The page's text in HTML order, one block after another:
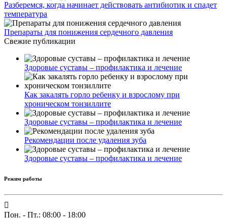
Разберемся, когда начинает действовать антибиотик и спадет
температура
Препараты для понижения сердечного давления
Свежие публикации
Здоровые суставы – профилактика и лечение
Как закалять горло ребенку и взрослому при
хроническом тонзиллите
Здоровые суставы – профилактика и лечение
Рекомендации после удаления зуба
Здоровые суставы – профилактика и лечение
Режим работы
Пон. - Пт.: 08:00 - 18:00